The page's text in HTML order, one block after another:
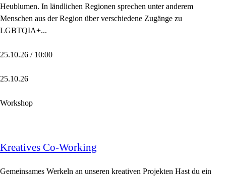
Heublumen. In ländlichen Regionen sprechen unter anderem
Menschen aus der Region über verschiedene Zugänge zu
LGBTQIA+...
25.10.26 / 10:00
25.10.26
Workshop
Kreatives Co-Working
Gemeinsames Werkeln an unseren kreativen Projekten Hast du ein